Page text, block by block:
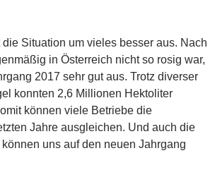
die Situation um vieles besser aus. Nach
in Österreich nicht so rosig war,
2017 sehr gut aus. Trotz diverser
konnten 2,6 Millionen Hektoliter
können viele Betriebe die
Jahre ausgleichen. Und auch die
uns auf den neuen Jahrgang